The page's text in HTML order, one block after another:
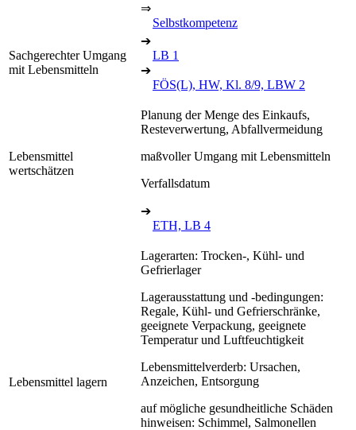
⇒
Selbstkompetenz
Sachgerechter Umgang
mit Lebensmitteln
➔
LB 1
➔
FÖS(L), HW, Kl. 8/9, LBW 2
Lebensmittel
wertschätzen
Planung der Menge des Einkaufs,
Resteverwertung, Abfallvermeidung
maßvoller Umgang mit Lebensmitteln
Verfallsdatum
➔
ETH, LB 4
Lebensmittel lagern
Lagerarten: Trocken-, Kühl- und
Gefrierlager
Lagerausstattung und -bedingungen:
Regale, Kühl- und Gefrierschränke,
geeignete Verpackung, geeignete
Temperatur und Luftfeuchtigkeit
Lebensmittelverderb: Ursachen,
Anzeichen, Entsorgung
auf mögliche gesundheitliche Schäden
hinweisen: Schimmel, Salmonellen